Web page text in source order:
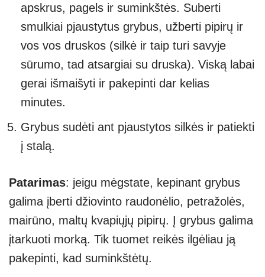
apskrus, pagels ir suminkštės. Suberti
smulkiai pjaustytus grybus, užberti pipirų ir
vos vos druskos (silkė ir taip turi savyje
sūrumo, tad atsargiai su druska). Viską labai
gerai išmaišyti ir pakepinti dar kelias
minutes.
Grybus sudėti ant pjaustytos silkės ir patiekti
į stalą.
Patarimas: jeigu mėgstate, kepinant grybus
galima įberti džiovinto raudonėlio, petražolės,
mairūno, maltų kvapiųjų pipirų. Į grybus galima
įtarkuoti morką. Tik tuomet reikės ilgėliau ją
pakepinti, kad suminkštėtų.